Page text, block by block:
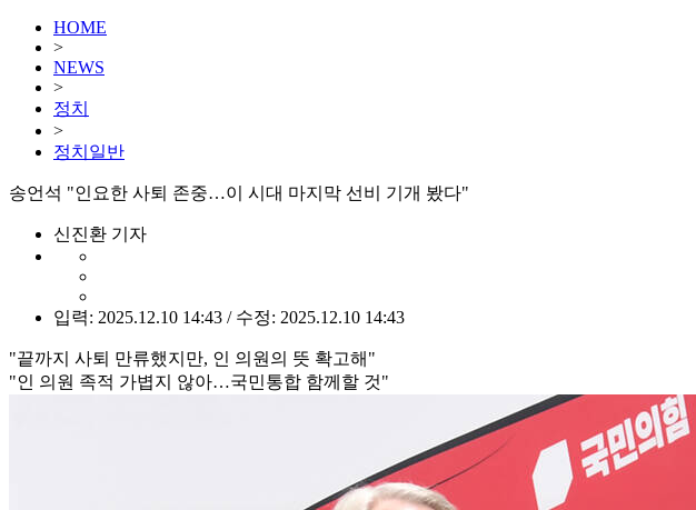
HOME
>
NEWS
>
정치
>
정치일반
송언석 "인요한 사퇴 존중…이 시대 마지막 선비 기개 봤다"
신진환 기자
입력: 2025.12.10 14:43 / 수정: 2025.12.10 14:43
"끝까지 사퇴 만류했지만, 인 의원의 뜻 확고해"
"인 의원 족적 가볍지 않아…국민통합 함께할 것"